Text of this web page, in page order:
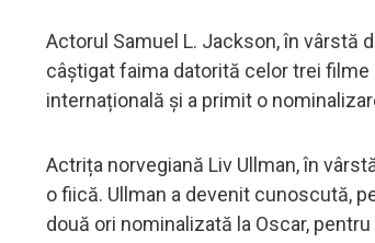
Actorul Samuel L. Jackson, în vârstă
câștigat faima datorită celor trei filme
internațională și a primit o
Actrița norvegiană Liv Ullman, în
o fiică. Ullman a devenit cunoscută,
două ori nominalizată la Oscar, pentru